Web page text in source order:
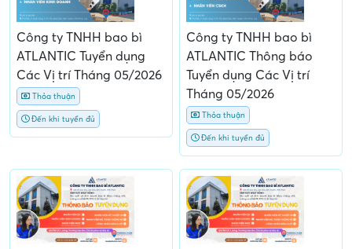
Công ty TNHH bao bì
ATLANTIC Tuyển dụng
Các Vị trí Tháng 05/2026
Thỏa thuận
Đến khi tuyển đủ
Công ty TNHH bao bì
ATLANTIC Thông báo
Tuyển dụng Các Vị trí
Tháng 05/2026
Thỏa thuận
Đến khi tuyển đủ